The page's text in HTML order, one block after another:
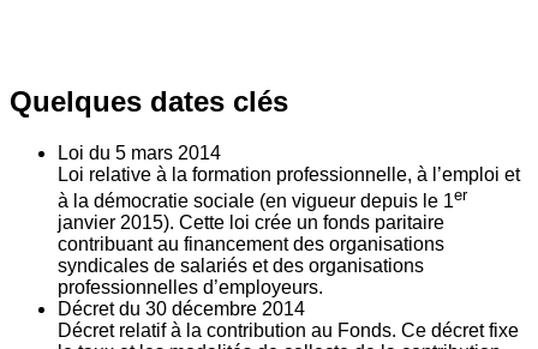
Quelques dates clés
Loi du 5 mars 2014
Loi relative à la formation professionnelle, à l’emploi et
à la démocratie sociale (en vigueur depuis le 1er
janvier 2015). Cette loi crée un fonds paritaire
contribuant au financement des organisations
syndicales de salariés et des organisations
professionnelles d’employeurs.
Décret du 30 décembre 2014
Décret relatif à la contribution au Fonds. Ce décret fixe